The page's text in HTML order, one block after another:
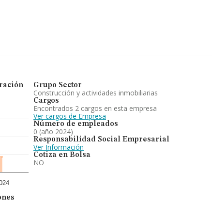
Grupo Sector
Construcción y actividades inmobiliarias
Cargos
Encontrados 2 cargos en esta empresa
Ver cargos de Empresa
Número de empleados
0 (año 2024)
Responsabilidad Social Empresarial
Ver Información
Cotiza en Bolsa
NO